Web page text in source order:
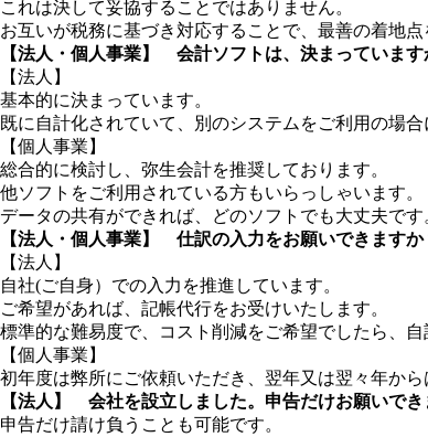
これは決して妥協することではありません。
お互いが税務に基づき対応することで、最善の着地点
【法人・個人事業】 会計ソフトは、決まっています
【法人】
基本的に決まっています。
既に自計化されていて、別のシステムをご利用の場合
【個人事業】
総合的に検討し、弥生会計を推奨しております。
他ソフトをご利用されている方もいらっしゃいます。
データの共有ができれば、どのソフトでも大丈夫です
【法人・個人事業】 仕訳の入力をお願いできますか
【法人】
自社(ご自身）での入力を推進しています。
ご希望があれば、記帳代行をお受けいたします。
標準的な難易度で、コスト削減をご希望でしたら、
【個人事業】
初年度は弊所にご依頼いただき、翌年又は翌々年か
【法人】 会社を設立しました。申告だけお願いでき
申告だけ請け負うことも可能です。